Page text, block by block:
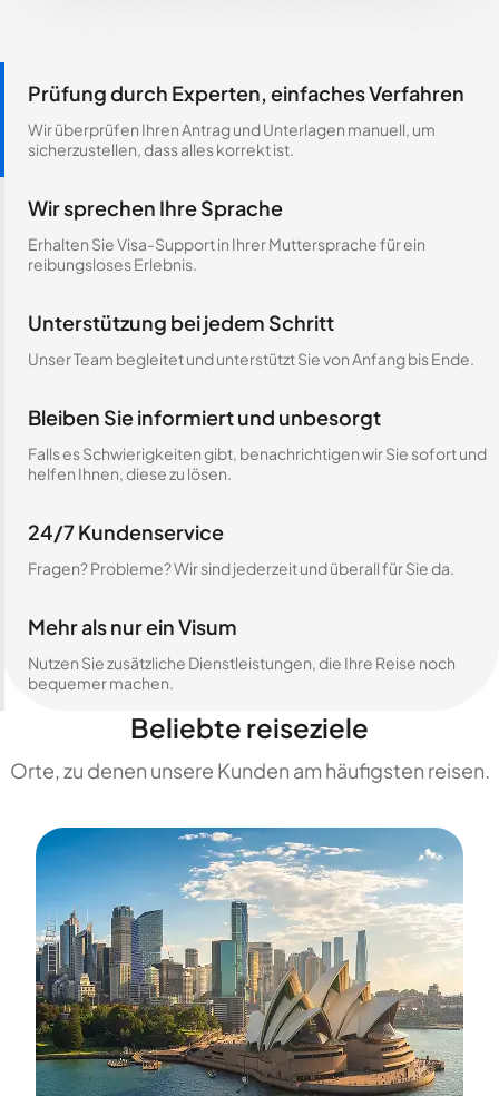
Prüfung durch Experten, einfaches Verfahren
Wir überprüfen Ihren Antrag und Unterlagen manuell, um
sicherzustellen, dass alles korrekt ist.
Wir sprechen Ihre Sprache
Erhalten Sie Visa-Support in Ihrer Muttersprache für ein
reibungsloses Erlebnis.
Unterstützung bei jedem Schritt
Unser Team begleitet und unterstützt Sie von Anfang bis Ende.
Bleiben Sie informiert und unbesorgt
Falls es Schwierigkeiten gibt, benachrichtigen wir Sie sofort und
helfen Ihnen, diese zu lösen.
24/7 Kundenservice
Fragen? Probleme? Wir sind jederzeit und überall für Sie da.
Mehr als nur ein Visum
Nutzen Sie zusätzliche Dienstleistungen, die Ihre Reise noch
bequemer machen.
Beliebte reiseziele
Orte, zu denen unsere Kunden am häufigsten reisen.